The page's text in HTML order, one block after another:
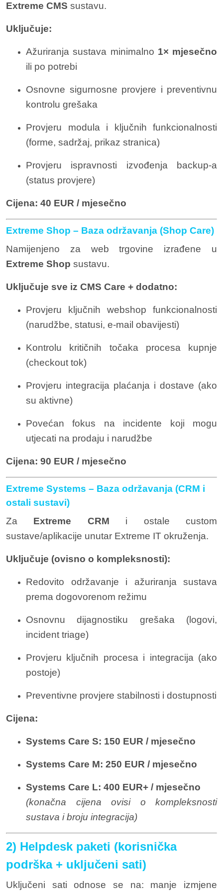
Extreme CMS sustavu.
Uključuje:
Ažuriranja sustava minimalno 1× mjesečno
ili po potrebi
Osnovne sigurnosne provjere i preventivnu
kontrolu grešaka
Provjeru modula i ključnih funkcionalnosti
(forme, sadržaj, prikaz stranica)
Provjeru ispravnosti izvođenja backup-a
(status provjere)
Cijena: 40 EUR / mjesečno
Extreme Shop – Baza održavanja (Shop Care)
Namijenjeno za web trgovine izrađene u
Extreme Shop sustavu.
Uključuje sve iz CMS Care + dodatno:
Provjeru ključnih webshop funkcionalnosti
(narudžbe, statusi, e-mail obavijesti)
Kontrolu kritičnih točaka procesa kupnje
(checkout tok)
Provjeru integracija plaćanja i dostave (ako
su aktivne)
Povećan fokus na incidente koji mogu
utjecati na prodaju i narudžbe
Cijena: 90 EUR / mjesečno
Extreme Systems – Baza održavanja (CRM i
ostali sustavi)
Za Extreme CRM i ostale custom
sustave/aplikacije unutar Extreme IT okruženja.
Uključuje (ovisno o kompleksnosti):
Redovito održavanje i ažuriranja sustava
prema dogovorenom režimu
Osnovnu dijagnostiku grešaka (logovi,
incident triage)
Provjeru ključnih procesa i integracija (ako
postoje)
Preventivne provjere stabilnosti i dostupnosti
Cijena:
Systems Care S: 150 EUR / mjesečno
Systems Care M: 250 EUR / mjesečno
Systems Care L: 400 EUR+ / mjesečno
(konačna cijena ovisi o kompleksnosti
sustava i broju integracija)
2) Helpdesk paketi (korisnička
podrška + uključeni sati)
Uključeni sati odnose se na: manje izmjene